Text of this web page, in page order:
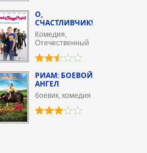
О,
СЧАСТЛИВЧИК!
Комедия,
Отечественный
РИАМ: БОЕВОЙ
АНГЕЛ
боевик, комедия